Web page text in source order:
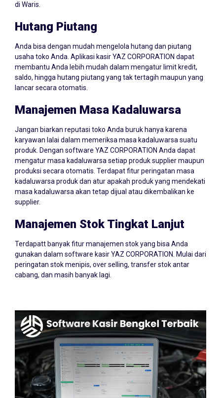
di Waris.
Hutang Piutang
Anda bisa dengan mudah mengelola hutang dan piutang
usaha toko Anda. Aplikasi kasir YAZ CORPORATION dapat
membantu Anda lebih mudah dalam mengatur limit kredit,
saldo, hingga hutang piutang yang tak tertagih maupun yang
lancar secara otomatis.
Manajemen Masa Kadaluwarsa
Jangan biarkan reputasi toko Anda buruk hanya karena
karyawan lalai dalam memeriksa masa kadaluwarsa suatu
produk. Dengan software YAZ CORPORATION Anda dapat
mengatur masa kadaluwarsa setiap produk supplier maupun
produksi secara otomatis. Terdapat fitur peringatan masa
kadaluwarsa produk dan atur apakah produk yang mendekati
masa kadaluwarsa akan tetap dijual atau dikembalikan ke
supplier.
Manajemen Stok Tingkat Lanjut
Terdapatt banyak fitur manajemen stok yang bisa Anda
gunakan dalam software kasir YAZ CORPORATION. Mulai dari
peringatan stok menipis, over selling, transfer stok antar
cabang, dan masih banyak lagi.